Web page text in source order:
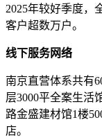
2025年较好季度，
客户超数万户。
线下服务网络
南京直营体系共有
层3000平全案生活
路金盛建材馆1楼
店。